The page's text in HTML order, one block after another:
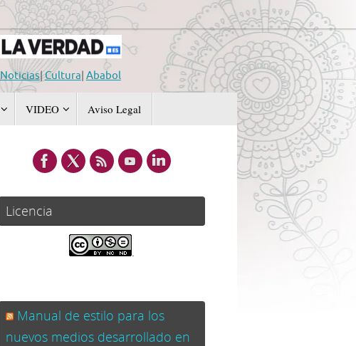
Noticias|Cultura| Ababol
VIDEO Aviso Legal
Licencia
.
Manual de estilo para los
nuevos medios desarrollado en